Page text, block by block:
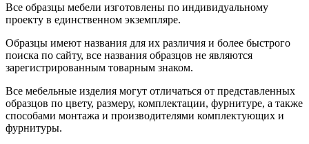
Все образцы мебели изготовлены по индивидуальному
проекту в единственном экземпляре.
Образцы имеют названия для их различия и более быстрого
поиска по сайту, все названия образцов не являются
зарегистрированным товарным знаком.
Все мебельные изделия могут отличаться от представленных
образцов по цвету, размеру, комплектации, фурнитуре, а также
способами монтажа и производителями комплектующих и
фурнитуры.